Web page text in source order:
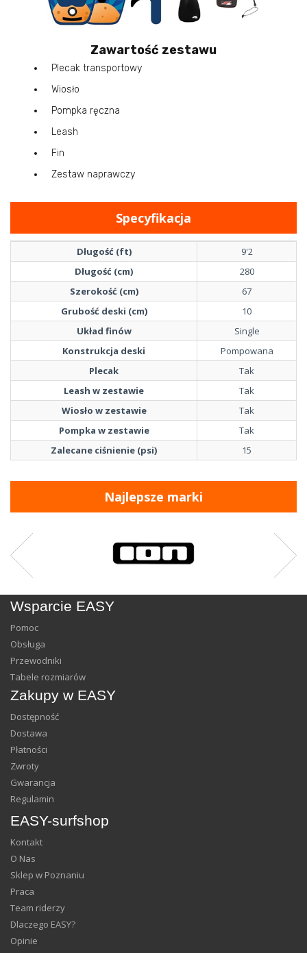
Zawartość zestawu
Plecak transportowy
Wiosło
Pompka ręczna
Leash
Fin
Zestaw naprawczy
Specyfikacja
Długość (ft)
9'2
Długość (cm)
280
Szerokość (cm)
67
Grubość deski (cm)
10
Układ finów
Single
Konstrukcja deski
Pompowana
Plecak
Tak
Leash w zestawie
Tak
Wiosło w zestawie
Tak
Pompka w zestawie
Tak
Zalecane ciśnienie (psi)
15
Najlepsze marki
Wsparcie EASY
Pomoc
Obsługa
Przewodniki
Tabele rozmiarów
Zakupy w EASY
Dostępność
Dostawa
Płatności
Zwroty
Gwarancja
Regulamin
EASY-surfshop
Kontakt
O Nas
Sklep w Poznaniu
Praca
Team riderzy
Dlaczego EASY?
Opinie